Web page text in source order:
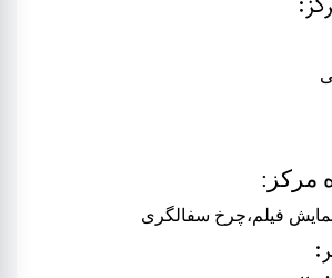
مرکز :
فیلم،چرخ سفالگری